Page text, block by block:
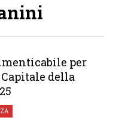
per
della